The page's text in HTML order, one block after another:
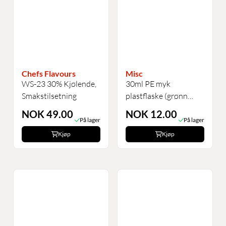
Chefs Flavours
WS-23 30% Kjølende,
Smakstilsetning
NOK 49.00
På lager
Kjøp
Misc
30ml PE myk
plastflaske (grønn
kork)
NOK 12.00
På lager
Kjøp